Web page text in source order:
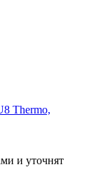
Thermo,
и уточнят